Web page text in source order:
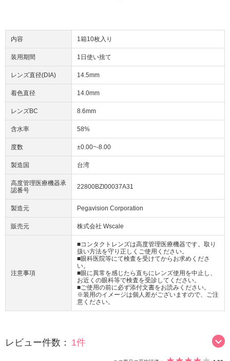
内容 1箱10枚入り
装用期間 1日使い捨て
レンズ直径(DIA) 14.5mm
着色直径 14.0mm
レンズBC 8.6mm
含水率 58%
度数 ±0.00~-8.00
製造国 台湾
高度管理医療機器承
認番号
22800BZI00037A31
製造元 Pegavision Corporation
販売元 株式会社 Wscale
注意事項
■コンタクトレンズは高度管理医療機器です。取り
扱い方法を守り正しくご使用ください。
■眼科医院等にて検査を受けてからお求めくださ
い。
■眼に異常を感じたら直ちにレンズ使用を中止し、
お近くの眼科等で検査を受診してください。
■ご使用の前に必ず添付文書をお読みください。
※装用のイメージは個人差がございますので、ご注
意ください。
レビュー件数： 1件